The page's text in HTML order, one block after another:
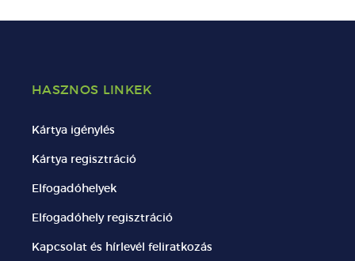
HASZNOS LINKEK
Kártya igénylés
Kártya regisztráció
Elfogadóhelyek
Elfogadóhely regisztráció
Kapcsolat és hírlevél feliratkozás